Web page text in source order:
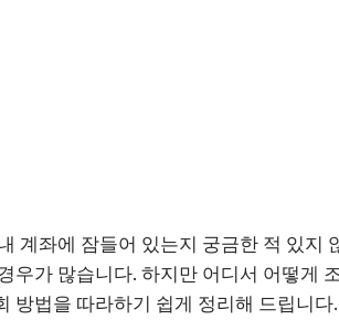
계좌에 잠들어 있는지 궁금한 적 있지
우가 많습니다. 하지만 어디서 어떻게
방법을 따라하기 쉽게 정리해 드립니